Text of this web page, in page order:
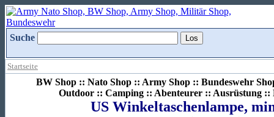
Suche
Startseite
BW Shop :: Nato Shop :: Army Shop :: Bundeswehr
Outdoor :: Camping :: Abenteurer :: Ausrüstung ::
US Winkeltaschenlampe,